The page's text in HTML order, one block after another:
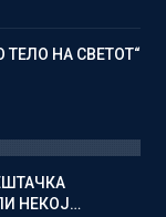
НА СВЕТОТ“
НЕКОЈ…